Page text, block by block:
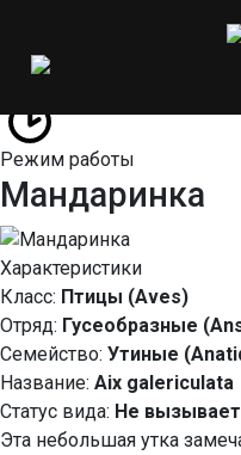
Режим работы
Мандаринка
Характеристики
Класс: Птицы (Aves)
Отряд: Гусеобразные
Семейство: Утиные
Название: Aix galericulata
Статус вида: Не
Эта небольшая утка